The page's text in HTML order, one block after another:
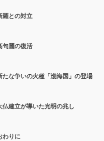
羅との対立
句麗の復活
たな争いの火種「渤海国」の登場
仏建立が導いた光明の兆し
わりに